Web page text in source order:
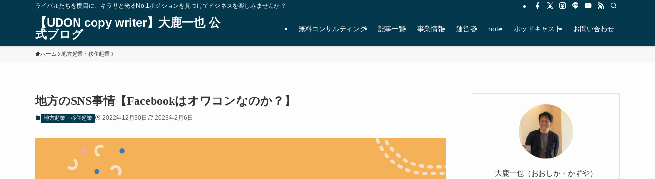
ライバルたちを横目に、キラリと光るNo.1ポジションを見つけてビジネスを楽しみませんか？
【UDON copy writer】大鹿一也 公
式ブログ
無料コンサルティング 記事一覧 事業情報 運営者 note ポッドキャスト お問い合わせ
ホーム 地方起業・移住起業
地方のSNS事情【Facebookはオワコンなのか？】
地方起業・移住起業 2022年12月30日 2023年2月6日
大鹿一也（おおしか・かずや）